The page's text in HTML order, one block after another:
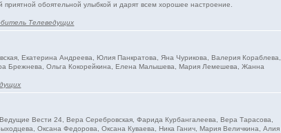
обоятельной улыбкой и дарят всем хорошее настроение.
Телеведущих
Екатерина Андреева, Юлия Панкратова, Яна Чурикова, Валерия Кораблева,
Брежнева, Ольга Кокорейкина, Елена Малышева, Мария Лемешева, Жанна
Вести 24, Вера Серебровская, Фарида Курбангалеева, Вера Тарасова,
Оксана Федорова, Оксана Куваева, Ника Ганич, Мария Величкина, Алия